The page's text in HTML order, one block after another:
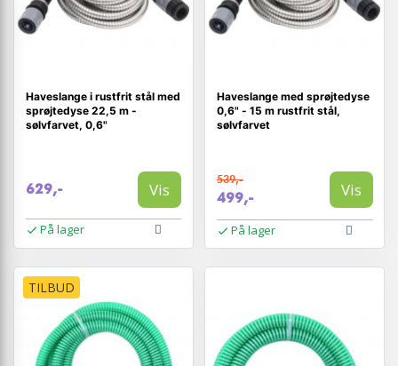
Haveslange i rustfrit stål med
sprøjtedyse 22,5 m -
sølvfarvet, 0,6"
629,- Vis
På lager
Haveslange med sprøjtedyse
0,6" - 15 m rustfrit stål,
sølvfarvet
539,-
499,- Vis
På lager
TILBUD